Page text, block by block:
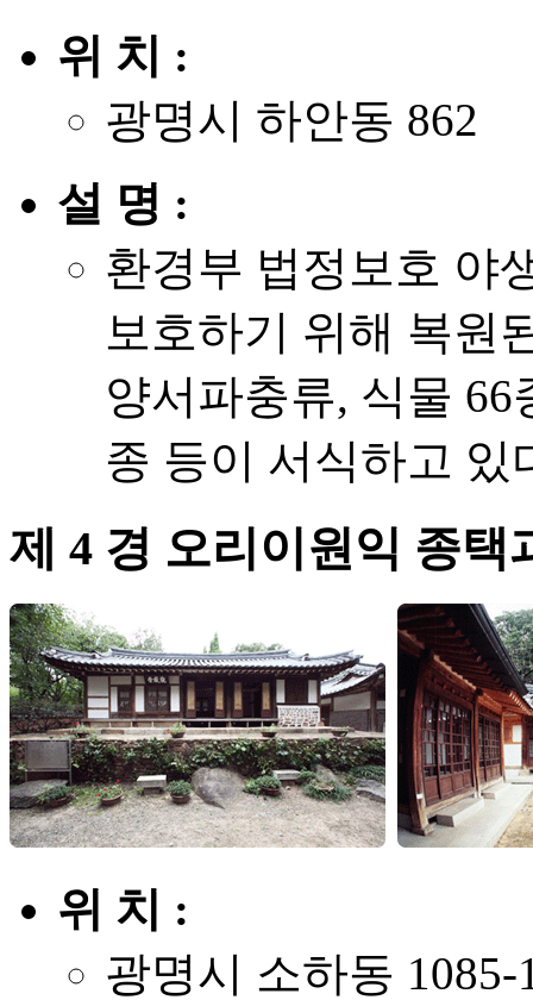
위 치 :
광명시 하안동 862
설 명 :
환경부 법정보호 야
보호하기 위해 복원
양서파충류, 식물 66
종 등이 서식하고 있
제 4 경 오리이원익 종택
위 치 :
광명시 소하동 1085-